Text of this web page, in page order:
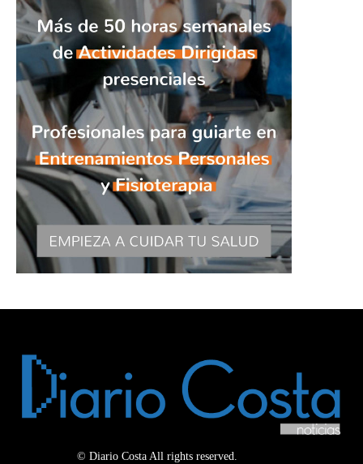
© Diario Costa All rights reserved.